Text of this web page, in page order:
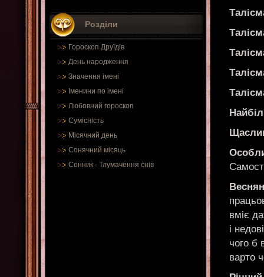
Розділи
Гороскоп Друїдів
День народження
Значення імені
Іменини по імені
Любовний гороскоп
Сумісність
Місячний день
Сонячний місяць
Сонник - Тлумачення снів
вміє
і
чого б
варто